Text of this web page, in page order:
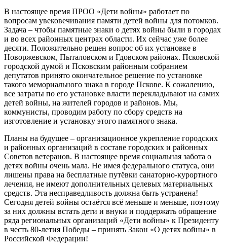
В настоящее время ПРОО «Дети войны» работает по
вопросам увековечивания памяти детей войны для потомков.
Задача – чтобы памятные знаки о детях войны были в городах
и во всех районных центрах области. Их сейчас уже более
десяти. Положительно решен вопрос об их установке в
Новоржевском, Пыталовском и Гдовском районах. Псковской
городской думой и Псковским районным собранием
депутатов принято окончательное решение по установке
такого мемориального знака в городе Пскове. К сожалению,
все затраты по его установке власти перекладывают на самих
детей войны, на жителей городов и районов. Мы,
коммунисты, проводим работу по сбору средств на
изготовление и установку этого памятного знака.
Планы на будущее – организационное укрепление городских
и районных организаций в составе городских и районных
Советов ветеранов. В настоящее время социальная забота о
детях войны очень мала. Не имея федерального статуса, они
лишены права на бесплатные путёвки санаторно-курортного
лечения, не имеют дополнительных целевых материальных
средств. Эта несправедливость должна быть устранена!
Сегодня детей войны остаётся всё меньше и меньше, поэтому
за них должны встать дети и внуки и поддержать обращение
ряда региональных организаций «Дети войны» к Президенту
в честь 80-летия Победы – принять Закон «О детях войны» в
Российской Федерации!